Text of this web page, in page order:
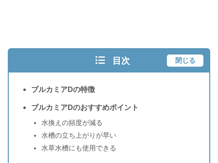
目次 閉じる
ブルカミアDの特徴
ブルカミアDのおすすめポイント
水換えの頻度が減る
水槽の立ち上がりが早い
水草水槽にも使用できる